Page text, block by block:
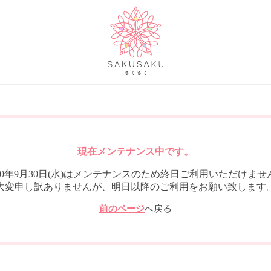
現在メンテナンス中です。
年9月30日(水)はメンテナンスのため終日ご利用いただけませ
変申し訳ありませんが、明日以降のご利用をお願い致します
前のページへ戻る